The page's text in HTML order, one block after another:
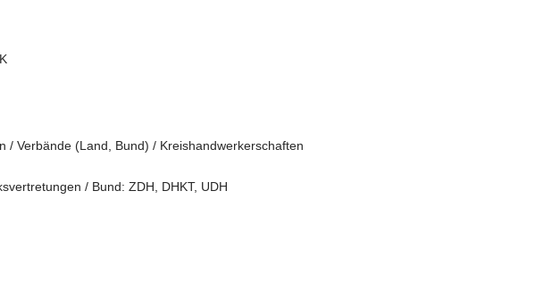
Verbände (Land, Bund) / Kreishandwerkerschaften
/ Bund: ZDH, DHKT, UDH